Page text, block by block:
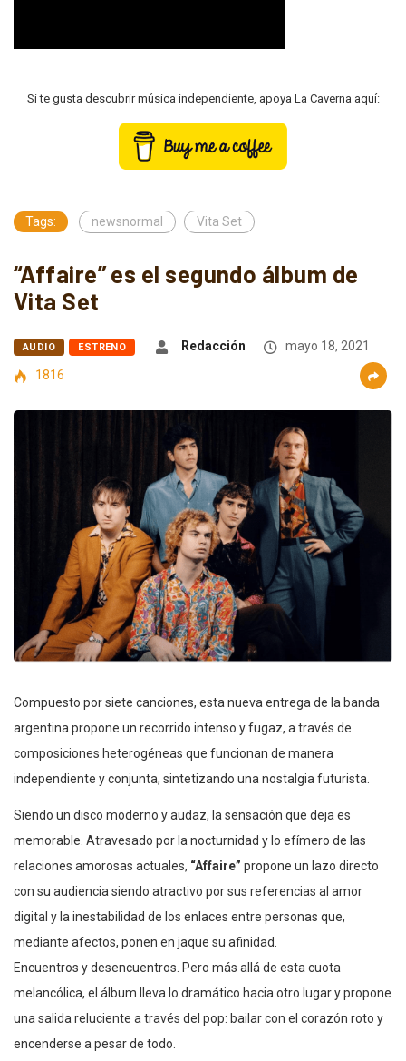
Si te gusta descubrir música independiente, apoya La Caverna aquí:
Tags: newsnormal Vita Set
“Affaire” es el segundo álbum de
Vita Set
AUDIO ESTRENO Redacción
mayo 18, 2021
1816
Compuesto por siete canciones, esta nueva entrega de la banda
argentina propone un recorrido intenso y fugaz, a través de
composiciones heterogéneas que funcionan de manera
independiente y conjunta, sintetizando una nostalgia futurista.
Siendo un disco moderno y audaz, la sensación que deja es
memorable. Atravesado por la nocturnidad y lo efímero de las
relaciones amorosas actuales, “Affaire” propone un lazo directo
con su audiencia siendo atractivo por sus referencias al amor
digital y la inestabilidad de los enlaces entre personas que,
mediante afectos, ponen en jaque su afinidad.
Encuentros y desencuentros. Pero más allá de esta cuota
melancólica, el álbum lleva lo dramático hacia otro lugar y propone
una salida reluciente a través del pop: bailar con el corazón roto y
encenderse a pesar de todo.